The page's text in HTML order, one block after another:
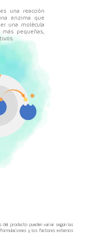
del producto pueden variar según las
formulaciones y los factores externos
una reacción
enzima que
una molécula
pequeñas,